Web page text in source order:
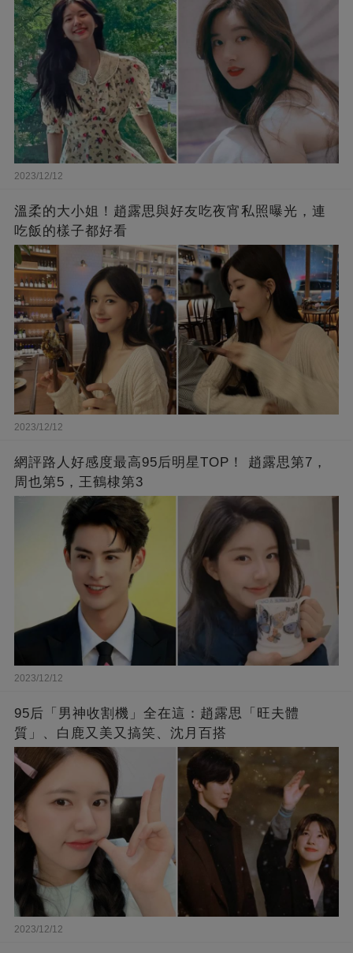
2023/12/12
溫柔的大小姐！趙露思與好友吃夜宵私照曝光，連
吃飯的樣子都好看
2023/12/12
網評路人好感度最高95后明星TOP！ 趙露思第7，
周也第5，王鶴棣第3
2023/12/12
95后「男神收割機」全在這：趙露思「旺夫體
質」、白鹿又美又搞笑、沈月百搭
2023/12/12